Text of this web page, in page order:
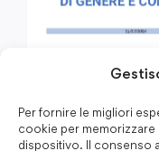
Per fornire le migliori
cookie per
dispositivo. Il consenso